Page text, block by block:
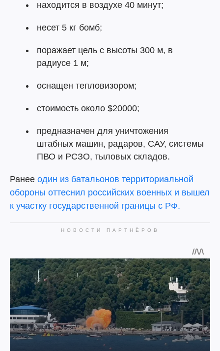
находится в воздухе 40 минут;
несет 5 кг бомб;
поражает цель с высоты 300 м, в
радиусе 1 м;
оснащен тепловизором;
стоимость около $20000;
предназначен для уничтожения
штабных машин, радаров, САУ, системы
ПВО и РСЗО, тыловых складов.
Ранее один из батальонов территориальной
обороны оттеснил российских военных и вышел
к участку государственной границы с РФ.